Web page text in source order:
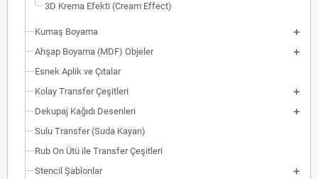
3D Krema Efekti (Cream Effect)
Kumaş Boyama
Ahşap Boyama (MDF) Objeler
Esnek Aplik ve Çıtalar
Kolay Transfer Çeşitleri
Dekupaj Kağıdı Desenleri
Sulu Transfer (Suda Kayan)
Rub On Ütü ile Transfer Çeşitleri
Stencil Şablonlar